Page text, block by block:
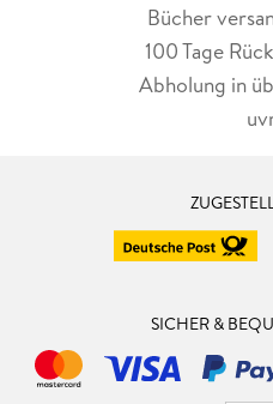
Bücher
100 Tage
Abholung in
SICHER &